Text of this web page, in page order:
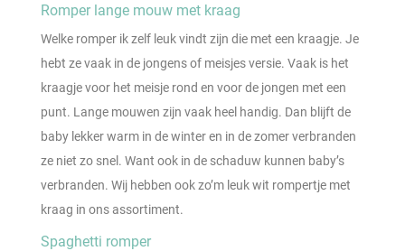
Romper lange mouw met kraag
Welke romper ik zelf leuk vindt zijn die met een kraagje. Je
hebt ze vaak in de jongens of meisjes versie. Vaak is het
kraagje voor het meisje rond en voor de jongen met een
punt. Lange mouwen zijn vaak heel handig. Dan blijft de
baby lekker warm in de winter en in de zomer verbranden
ze niet zo snel. Want ook in de schaduw kunnen baby’s
verbranden. Wij hebben ook zo’m leuk wit rompertje met
kraag in ons assortiment.
Spaghetti romper